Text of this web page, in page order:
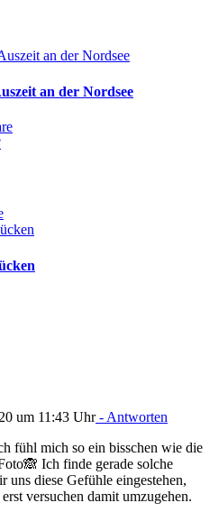
an der Nordsee
um 11:43 Uhr- Antworten
fühl mich so ein bisschen wie die
Ich finde gerade solche
diese Gefühle eingestehen,
versuchen damit umzugehen.